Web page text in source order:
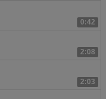
0:42
2:08
2:03